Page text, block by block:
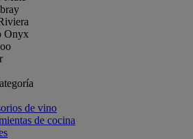
Onyx
de vino
de cocina